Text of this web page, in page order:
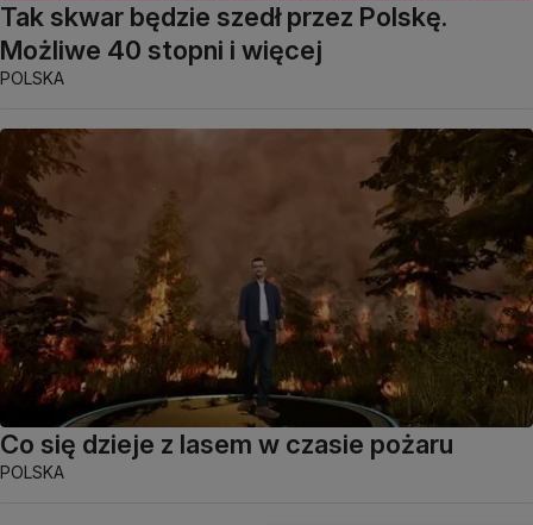
Tak skwar będzie szedł przez Polskę.
Możliwe 40 stopni i więcej
POLSKA
Co się dzieje z lasem w czasie pożaru
POLSKA